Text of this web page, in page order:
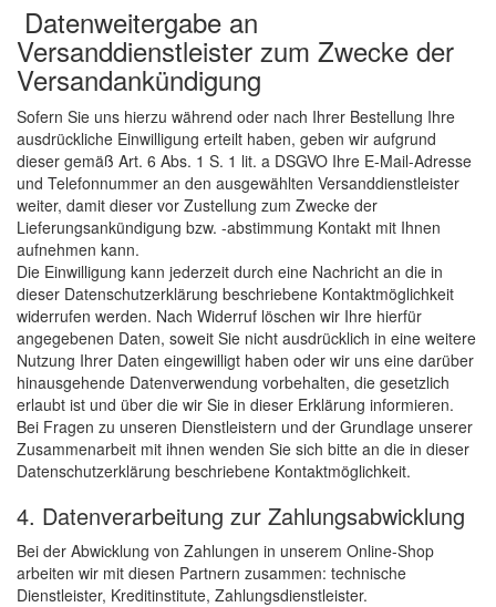
Datenweitergabe an
Versanddienstleister zum Zwecke der
Versandankündigung
Sofern Sie uns hierzu während oder nach Ihrer Bestellung Ihre
ausdrückliche Einwilligung erteilt haben, geben wir aufgrund
dieser gemäß Art. 6 Abs. 1 S. 1 lit. a DSGVO Ihre E-Mail-Adresse
und Telefonnummer an den ausgewählten Versanddienstleister
weiter, damit dieser vor Zustellung zum Zwecke der
Lieferungsankündigung bzw. -abstimmung Kontakt mit Ihnen
aufnehmen kann.
Die Einwilligung kann jederzeit durch eine Nachricht an die in
dieser Datenschutzerklärung beschriebene Kontaktmöglichkeit
widerrufen werden. Nach Widerruf löschen wir Ihre hierfür
angegebenen Daten, soweit Sie nicht ausdrücklich in eine weitere
Nutzung Ihrer Daten eingewilligt haben oder wir uns eine darüber
hinausgehende Datenverwendung vorbehalten, die gesetzlich
erlaubt ist und über die wir Sie in dieser Erklärung informieren.
Bei Fragen zu unseren Dienstleistern und der Grundlage unserer
Zusammenarbeit mit ihnen wenden Sie sich bitte an die in dieser
Datenschutzerklärung beschriebene Kontaktmöglichkeit.
4. Datenverarbeitung zur Zahlungsabwicklung
Bei der Abwicklung von Zahlungen in unserem Online-Shop
arbeiten wir mit diesen Partnern zusammen: technische
Dienstleister, Kreditinstitute, Zahlungsdienstleister.